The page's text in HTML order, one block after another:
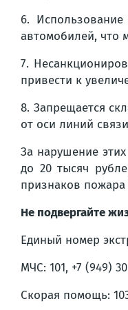
6.
автомобилей, что
7.
привести к
8. Запрещается
от оси линий
За нарушение
до 20 тысяч
признаков пожара
Не подвергайте
Единый номер
МЧС: 101, +7 (949)
Скорая помощь: